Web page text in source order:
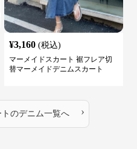
¥3,160 (税込)
マーメイドスカート 裾フレア切
替マーメイドデニムスカート
のデニム一覧へ ›